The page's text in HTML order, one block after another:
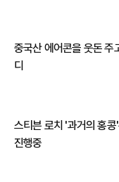
중국산 에어콘을 웃돈 주
디
스티븐 로치 '과거의 홍
진행중